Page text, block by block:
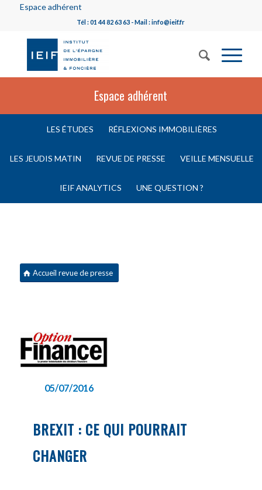
Espace adhérent
Tél : 01 44 82 63 63 - Mail : info@ieif.fr
Espace adhérent
LES ÉTUDES RÉFLEXIONS IMMOBILIÈRES
LES JEUDIS MATIN REVUE DE PRESSE VEILLE MENSUELLE
IEIF ANALYTICS UNE QUESTION ?
Accueil revue de presse
05/07/2016
BREXIT : CE QUI POURRAIT
CHANGER